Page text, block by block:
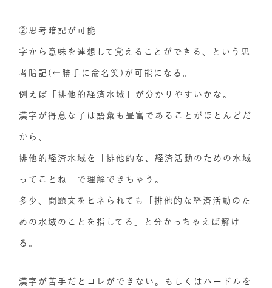
②思考暗記が可能
字から意味を連想して覚えることができる、という思
考暗記(←勝手に命名笑)が可能になる。
例えば「排他的経済水域」が分かりやすいかな。
漢字が得意な子は語彙も豊富であることがほとんどだ
から、
排他的経済水域を「排他的な、経済活動のための水域
ってことね」で理解できちゃう。
多少、問題文をヒネられても「排他的な経済活動のた
めの水域のことを指してる」と分かっちゃえば解け
る。
漢字が苦手だとコレができない。もしくはハードルを